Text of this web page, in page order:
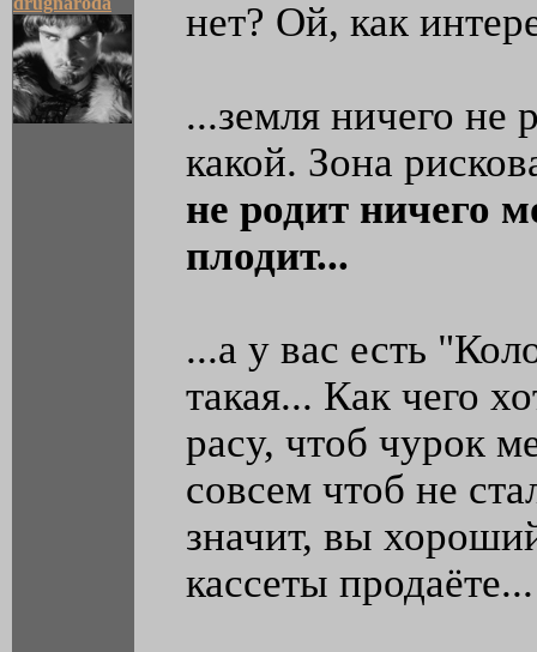
нет? Ой, как
...земля ничего не
какой. Зона
не родит ничего
плодит...
...а у вас есть
такая... Как чего
расу, чтоб чурок
совсем чтоб не
значит, вы
кассеты продаёте...